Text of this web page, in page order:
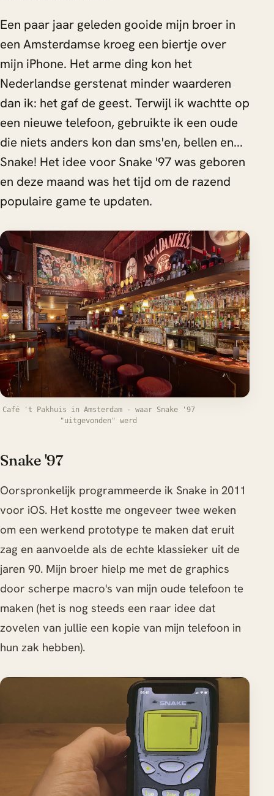
Een paar jaar geleden gooide mijn broer in
een Amsterdamse kroeg een biertje over
mijn iPhone. Het arme ding kon het
Nederlandse gerstenat minder waarderen
dan ik: het gaf de geest. Terwijl ik wachtte op
een nieuwe telefoon, gebruikte ik een oude
die niets anders kon dan sms'en, bellen en...
Snake! Het idee voor Snake '97 was geboren
en deze maand was het tijd om de razend
populaire game te updaten.
Café 't Pakhuis in Amsterdam - waar Snake '97
"uitgevonden" werd
Snake '97
Oorspronkelijk programmeerde ik Snake in 2011
voor iOS. Het kostte me ongeveer twee weken
om een werkend prototype te maken dat eruit
zag en aanvoelde als de echte klassieker uit de
jaren 90. Mijn broer hielp me met de graphics
door scherpe macro's van mijn oude telefoon te
maken (het is nog steeds een raar idee dat
zovelen van jullie een kopie van mijn telefoon in
hun zak hebben).